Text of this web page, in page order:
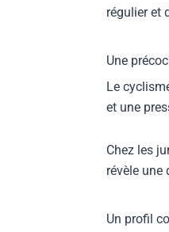
régulier et
Une
Le
et une
Chez les
révèle une
Un profil